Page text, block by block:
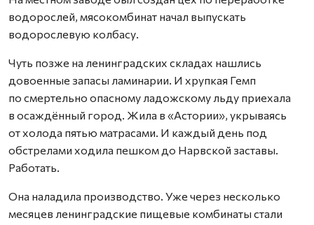
водорослей, мясокомбинат начал выпускать
водорослевую колбасу.
Чуть позже на ленинградских складах нашлись
довоенные запасы ламинарии. И хрупкая Гемп
по смертельно опасному ладожскому льду приехала
в осаждённый город. Жила в «Астории», укрываясь
от холода пятью матрасами. И каждый день под
обстрелами ходила пешком до Нарвской заставы.
Работать.
Она наладила производство. Уже через несколько
месяцев ленинградские пищевые комбинаты стали